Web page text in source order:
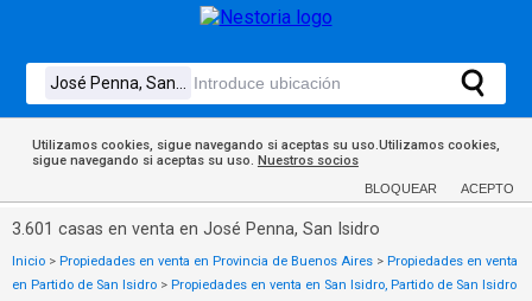
Utilizamos cookies, sigue navegando si aceptas su uso.Utilizamos cookies,
sigue navegando si aceptas su uso. Nuestros socios
BLOQUEAR ACEPTO
3.601 casas en venta en José Penna, San Isidro
Inicio > Propiedades en venta en Provincia de Buenos Aires > Propiedades en venta
en Partido de San Isidro > Propiedades en venta en San Isidro, Partido de San Isidro